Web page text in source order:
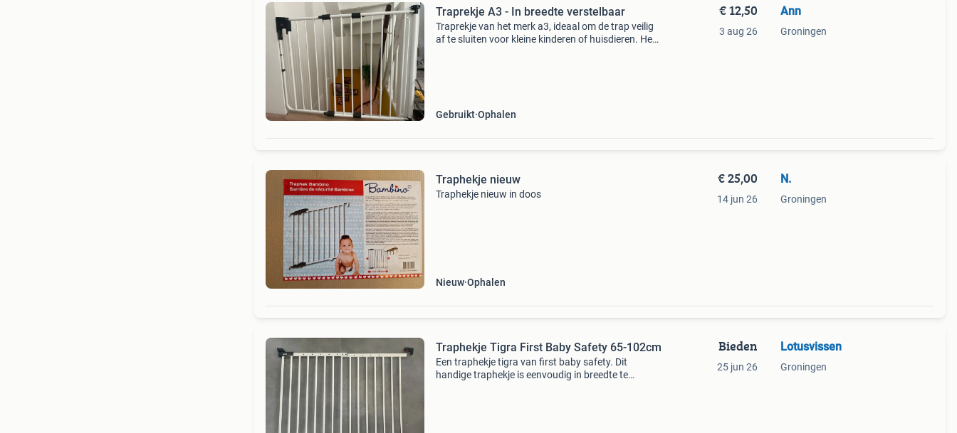
Traprekje A3 - In breedte verstelbaar
Traprekje van het merk a3, ideaal om de trap veilig
af te sluiten voor kleine kinderen of huisdieren. Het
Gebruikt Ophalen
€ 12,50
3 aug 26
Ann
Groningen
Traphekje nieuw
Traphekje nieuw in doos
Nieuw Ophalen
€ 25,00
14 jun 26
N.
Groningen
Traphekje Tigra First Baby Safety 65-102cm
Een traphekje tigra van first baby safety. Dit
handige traphekje is eenvoudig in breedte te
Bieden
25 jun 26
Lotusvissen
Groningen